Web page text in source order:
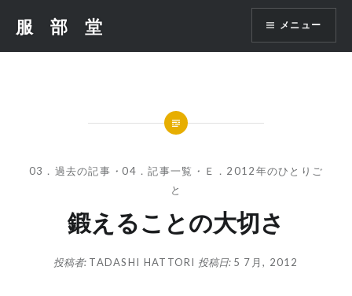
テ
服 部 堂 メニュー
03．過去の記事 ・04．記事一覧 ・ Ｅ．2012年のひとりご
と
鍛えることの大切さ
投稿者: TADASHI HATTORI 投稿日: 5 7月, 2012